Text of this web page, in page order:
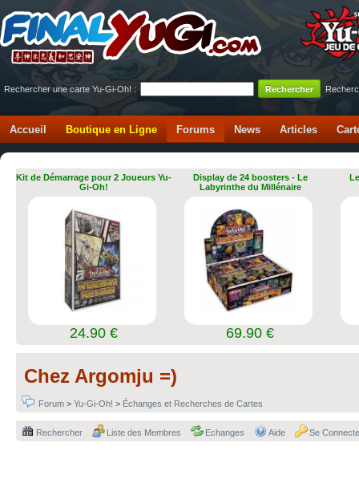
Rechercher une carte Yu-Gi-Oh! :
Accueil Boutique en Ligne Forums News Articles
Kit de Démarrage pour 2 Joueurs Yu-
Gi-Oh!
24.90 €
Display de 24 boosters - Le
Labyrinthe du Millénaire
69.90 €
Chez Argomju =)
Forum > Yu-Gi-Oh! > Échanges et Recherches de Cartes
Rechercher Liste des Membres Echanges Aide Se